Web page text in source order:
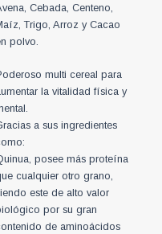
Cebada, Centeno,
Trigo, Arroz y Cacao
polvo.
multi cereal para
la vitalidad física y
a sus ingredientes
posee más proteína
cualquier otro grano,
este de alto valor
por su gran
de aminoácidos